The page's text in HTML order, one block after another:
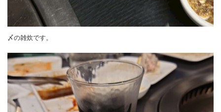
〆の雑炊です。